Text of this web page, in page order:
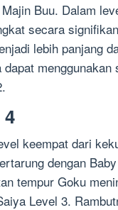
Buu. Dalam
secara
lebih panjang
keempat dari
dengan
tempur Goku
Level 3.